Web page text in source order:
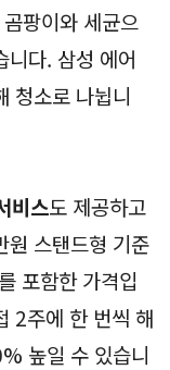
팡이와 세균으
니다. 삼성 에어
청소로 나뉩니
비스도 제공하고
스탠드형 기준
포함한 가격입
2주에 한 번씩 해
높일 수 있습니